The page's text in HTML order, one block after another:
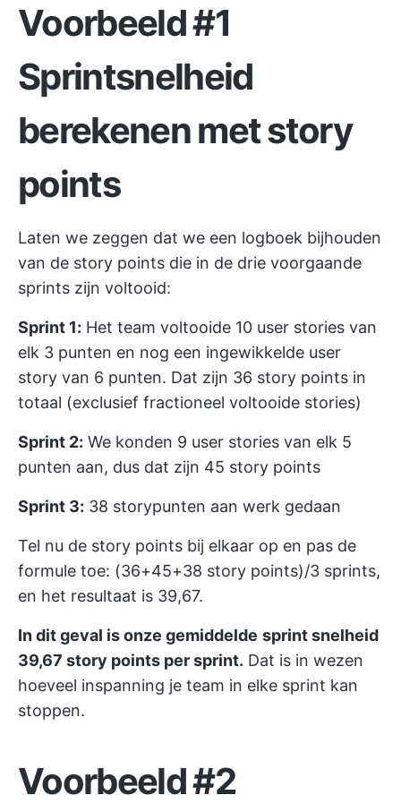
Voorbeeld #1
Sprintsnelheid
berekenen met story
points
Laten we zeggen dat we een logboek bijhouden
van de story points die in de drie voorgaande
sprints zijn voltooid:
Sprint 1: Het team voltooide 10 user stories van
elk 3 punten en nog een ingewikkelde user
story van 6 punten. Dat zijn 36 story points in
totaal (exclusief fractioneel voltooide stories)
Sprint 2: We konden 9 user stories van elk 5
punten aan, dus dat zijn 45 story points
Sprint 3: 38 storypunten aan werk gedaan
Tel nu de story points bij elkaar op en pas de
formule toe: (36+45+38 story points)/3 sprints,
en het resultaat is 39,67.
In dit geval is onze gemiddelde sprint snelheid
39,67 story points per sprint. Dat is in wezen
hoeveel inspanning je team in elke sprint kan
stoppen.
Voorbeeld #2